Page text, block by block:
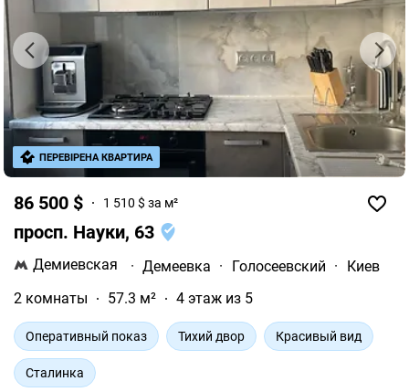
86 500 $ 1 510 $ за м²
просп. Науки, 63
Демиевская · Демеевка · Голосеевский ·
Киев
2 комнаты
57.3 м² 4 этаж из 5
Оперативный показ Тихий двор Красивый вид
Сталинка
ПЕРЕВІРЕНА КВАРТИРА